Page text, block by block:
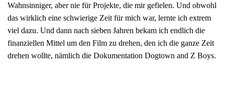
Wahnsinniger, aber nie für Projekte, die mir gefielen. Und obwohl
das wirklich eine schwierige Zeit für mich war, lernte ich extrem
viel dazu. Und dann nach sieben Jahren bekam ich endlich die
finanziellen Mittel um den Film zu drehen, den ich die ganze Zeit
drehen wollte, nämlich die Dokumentation Dogtown and Z Boys.